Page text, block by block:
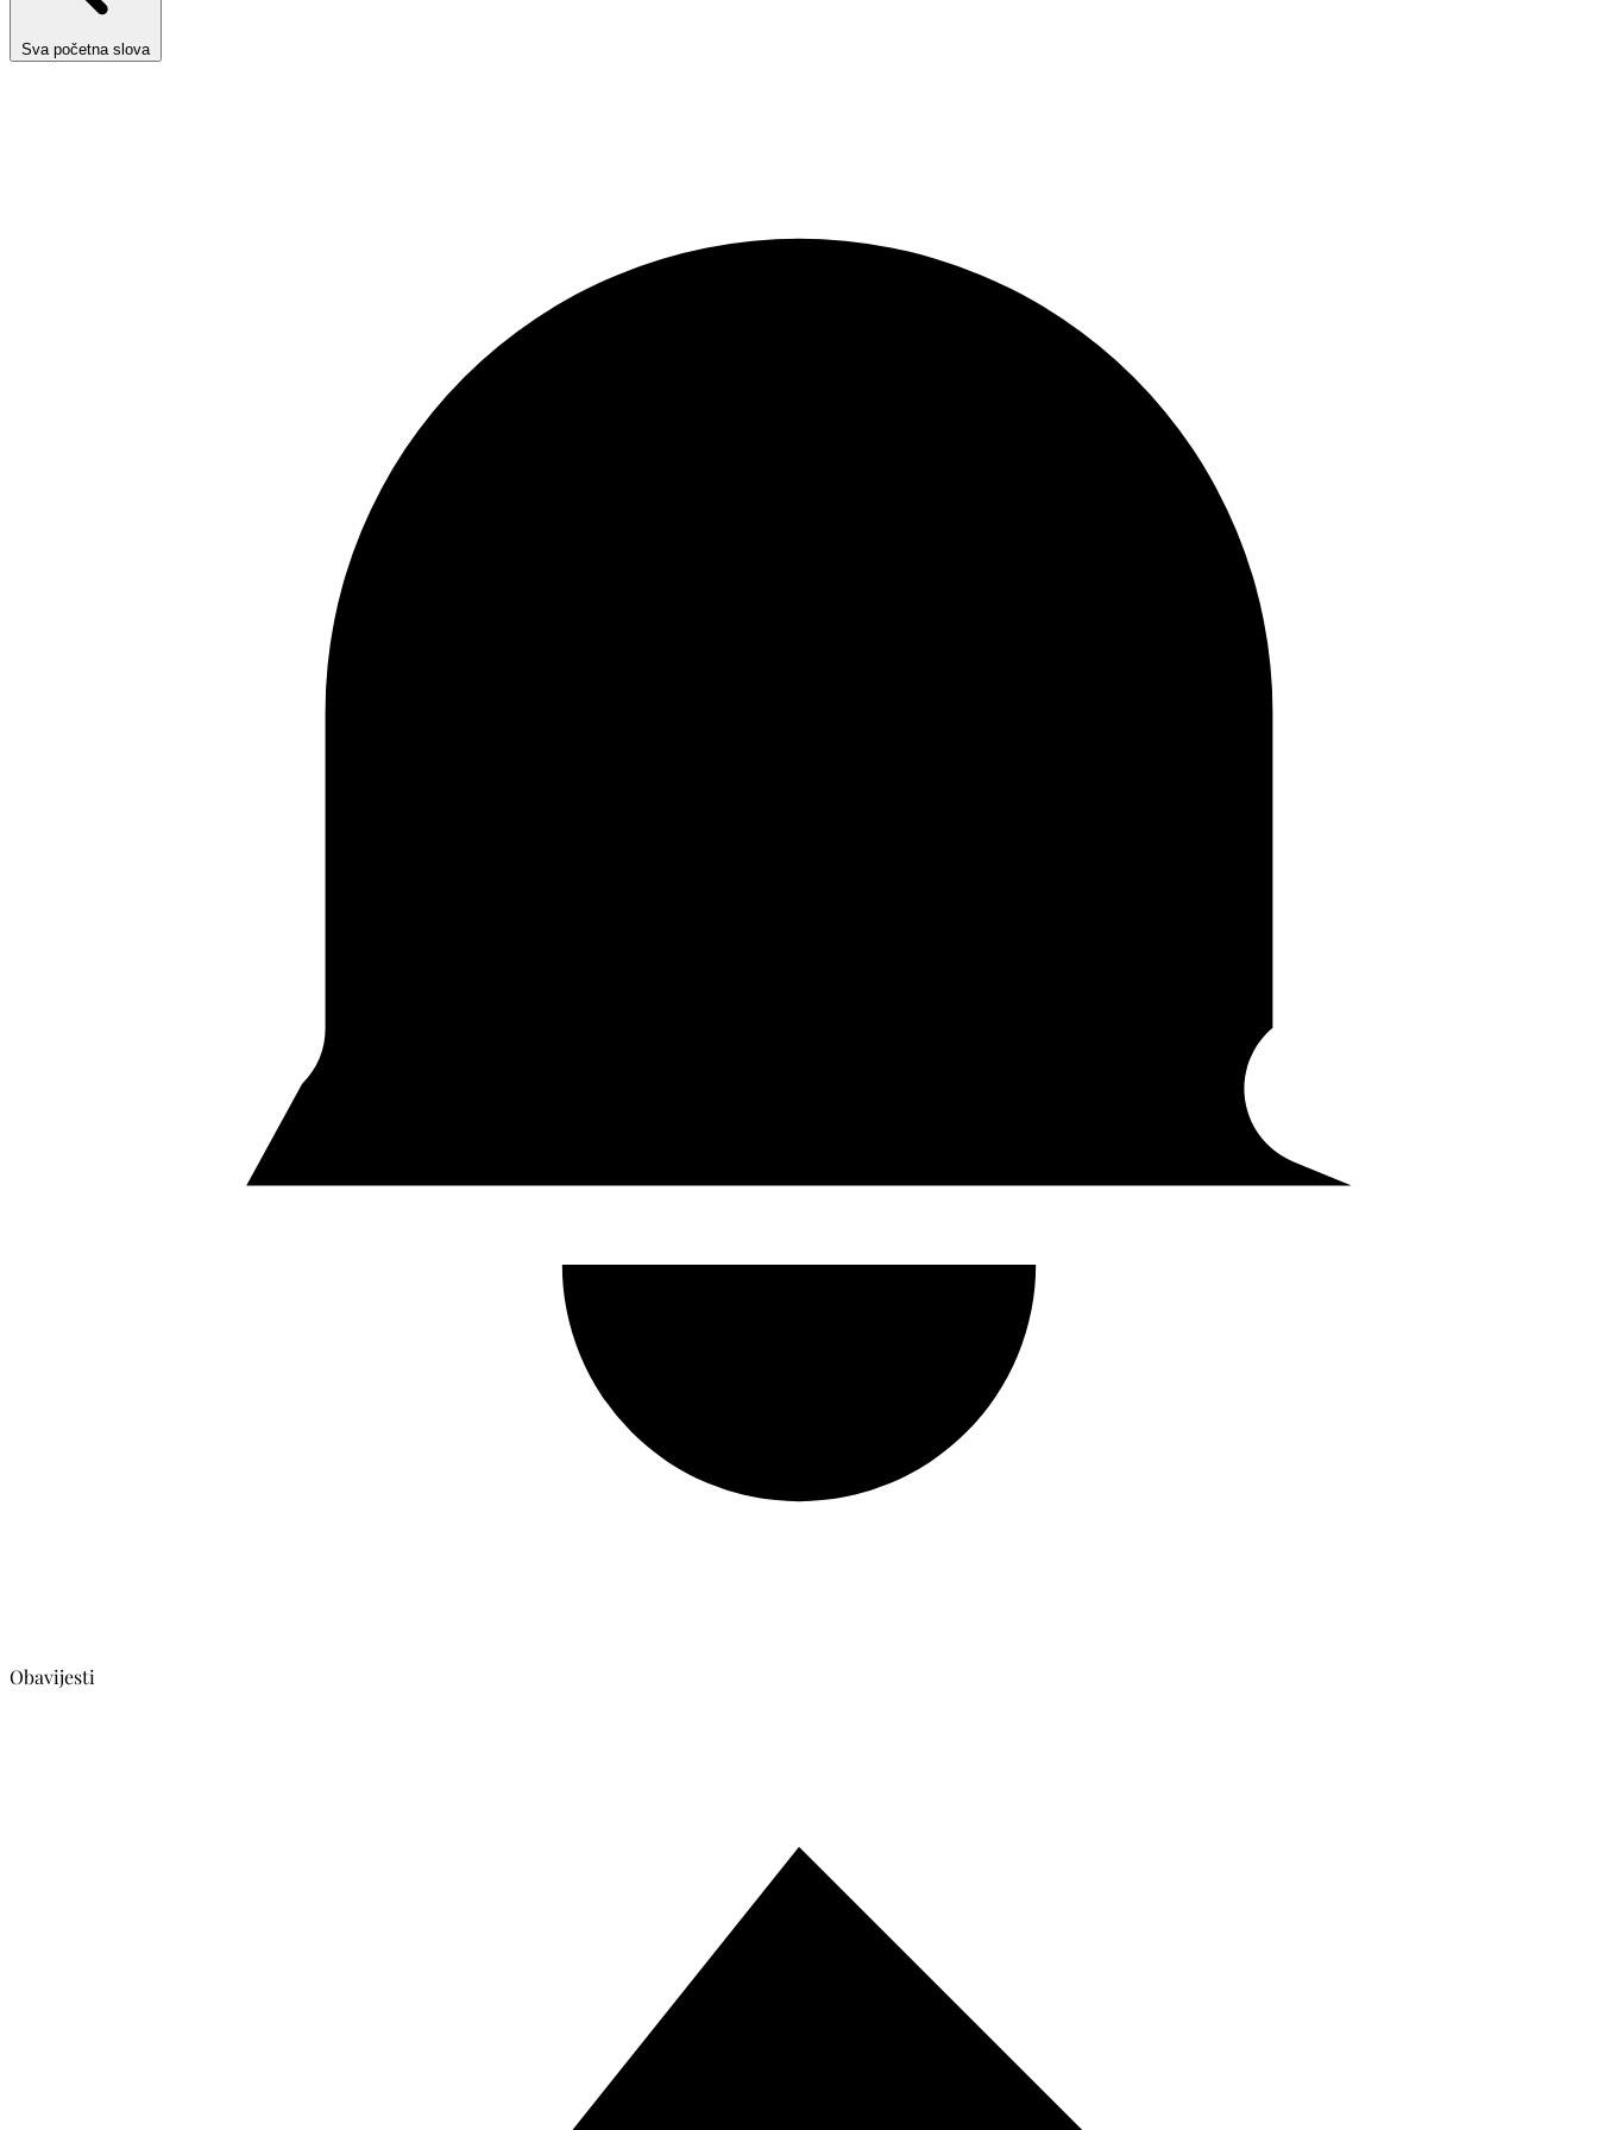
Sva početna slova
Obavijesti